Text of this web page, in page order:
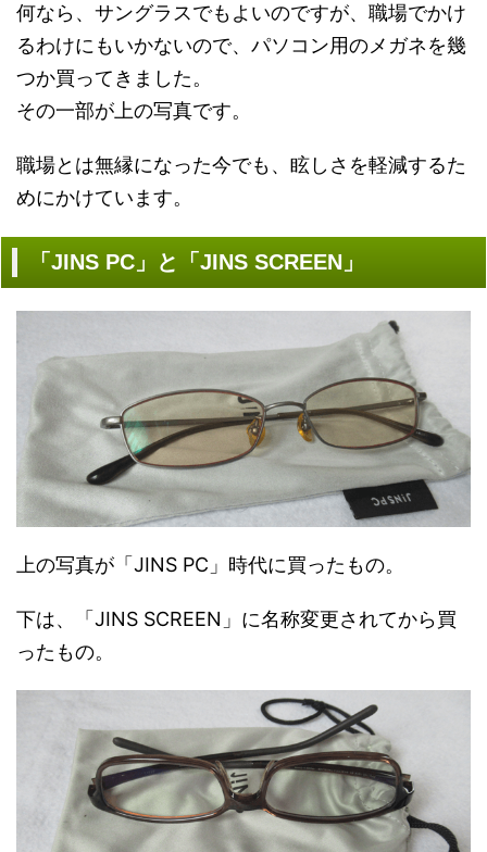
何なら、サングラスでもよいのですが、職場でかけ
るわけにもいかないので、パソコン用のメガネを幾
つか買ってきました。
その一部が上の写真です。
職場とは無縁になった今でも、眩しさを軽減するた
めにかけています。
「JINS PC」と「JINS SCREEN」
上の写真が「JINS PC」時代に買ったもの。
下は、「JINS SCREEN」に名称変更されてから買
ったもの。